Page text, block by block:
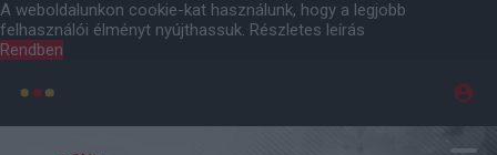
A weboldalunkon cookie-kat használunk, hogy a legjobb
felhasználói élményt nyújthassuk. Részletes leírás
Rendben